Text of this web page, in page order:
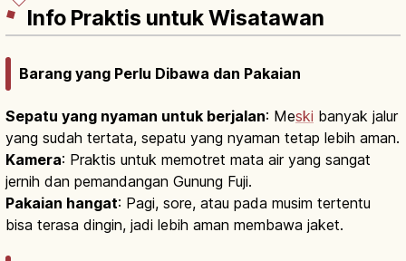
Info Praktis untuk Wisatawan
Barang yang Perlu Dibawa dan Pakaian
Sepatu yang nyaman untuk berjalan: Meski banyak jalur
yang sudah tertata, sepatu yang nyaman tetap lebih aman.
Kamera: Praktis untuk memotret mata air yang sangat
jernih dan pemandangan Gunung Fuji.
Pakaian hangat: Pagi, sore, atau pada musim tertentu
bisa terasa dingin, jadi lebih aman membawa jaket.